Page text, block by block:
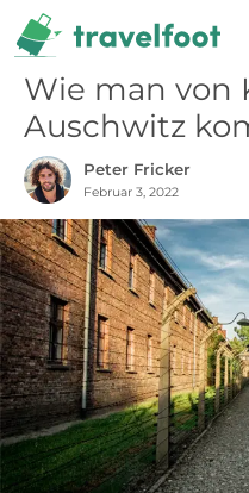
Zum
Inhalt
springen
Wie man von
Auschwitz
Peter Fricker
Februar 3, 2022